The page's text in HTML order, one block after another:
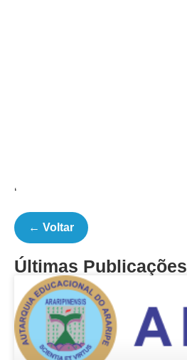
‘
← Voltar
Últimas Publicações